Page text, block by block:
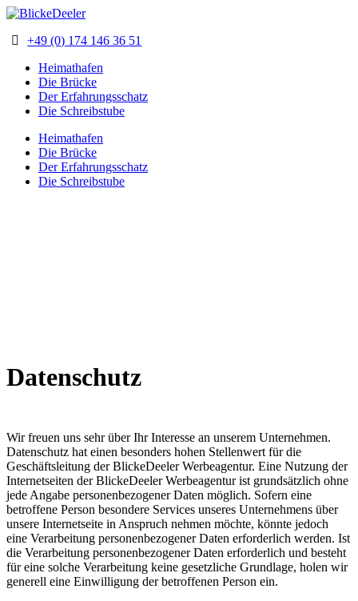
+49 (0) 174 146 36 51
Heimathafen
Die Brücke
Der Erfahrungsschatz
Die Schreibstube
Heimathafen
Die Brücke
Der Erfahrungsschatz
Die Schreibstube
Datenschutz
Wir freuen uns sehr über Ihr Interesse an unserem Unternehmen.
Datenschutz hat einen besonders hohen Stellenwert für die
Geschäftsleitung der BlickeDeeler Werbeagentur. Eine Nutzung der
Internetseiten der BlickeDeeler Werbeagentur ist grundsätzlich ohne
jede Angabe personenbezogener Daten möglich. Sofern eine
betroffene Person besondere Services unseres Unternehmens über
unsere Internetseite in Anspruch nehmen möchte, könnte jedoch
eine Verarbeitung personenbezogener Daten erforderlich werden. Ist
die Verarbeitung personenbezogener Daten erforderlich und besteht
für eine solche Verarbeitung keine gesetzliche Grundlage, holen wir
generell eine Einwilligung der betroffenen Person ein.